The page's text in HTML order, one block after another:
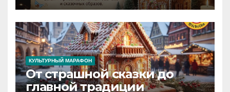
КУЛЬТУРНЫЙ МАРАФОН
От страшной сказки до
главной традиции